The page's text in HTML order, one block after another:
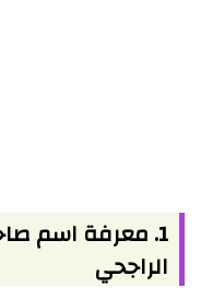
1. معرفة اسم
الراجحي